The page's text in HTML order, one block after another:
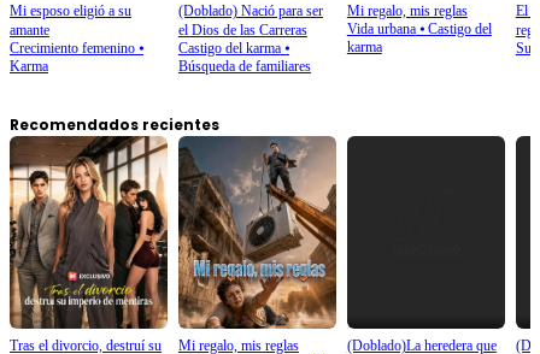
Mi esposo eligió a su
amante
Crecimiento femenino ⦁
Karma
(Doblado) Nació para ser
el Dios de las Carreras
Castigo del karma⦁
Búsqueda de familiares
Mi regalo, mis reglas
Vida urbana⦁ Castigo del
karma
El
Recomendados recientes
Tras el divorcio, destruí su
Mi regalo, mis reglas
(Doblado)La heredera que